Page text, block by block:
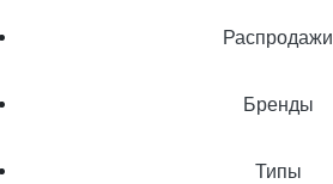
Распродажи
Бренды
Типы